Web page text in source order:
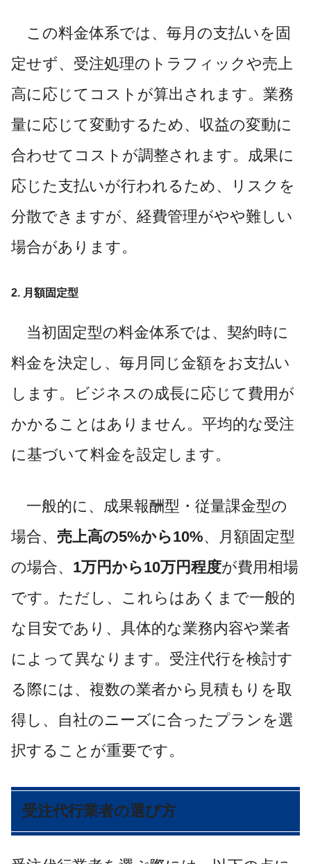
この料金体系では、毎月の支払いを固
定せず、受注処理のトラフィックや売上
高に応じてコストが算出されます。業務
量に応じて変動するため、収益の変動に
合わせてコストが調整されます。成果に
応じた支払いが行われるため、リスクを
分散できますが、経費管理がやや難しい
場合があります。
2. 月額固定型
当初固定型の料金体系では、契約時に
料金を決定し、毎月同じ金額をお支払い
します。ビジネスの成長に応じて費用が
かかることはありません。平均的な受注
に基づいて料金を設定します。
一般的に、成果報酬型・従量課金型の
場合、 売上高の5%から10%、月額固定型
の場合、 1万円から10万円程度が費用相場
です。ただし、これらはあくまで一般的
な目安であり、具体的な業務内容や業者
によって異なります。受注代行を検討す
る際には、複数の業者から見積もりを取
得し、自社のニーズに合ったプランを選
択することが重要です。
受注代行業者の選び方